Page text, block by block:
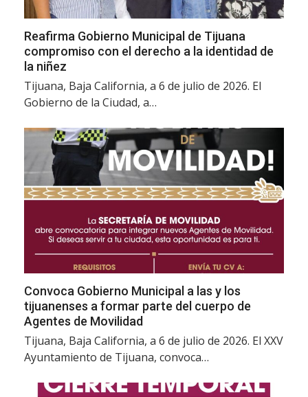
Reafirma Gobierno Municipal de Tijuana
compromiso con el derecho a la identidad de
la niñez
Tijuana, Baja California, a 6 de julio de 2026. El
Gobierno de la Ciudad, a…
Convoca Gobierno Municipal a las y los
tijuanenses a formar parte del cuerpo de
Agentes de Movilidad
Tijuana, Baja California, a 6 de julio de 2026. El XXV
Ayuntamiento de Tijuana, convoca…